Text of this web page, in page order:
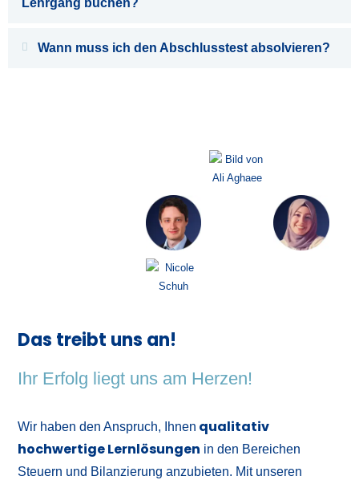
Wann muss ich den Abschlusstest absolvieren?
Das treibt uns an!
Ihr Erfolg liegt uns am Herzen!
Wir haben den Anspruch, Ihnen qualitativ
hochwertige Lernlösungen in den Bereichen
Steuern und Bilanzierung anzubieten. Mit unseren